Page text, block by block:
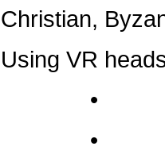
Christian,
Using VR
• Touring
•